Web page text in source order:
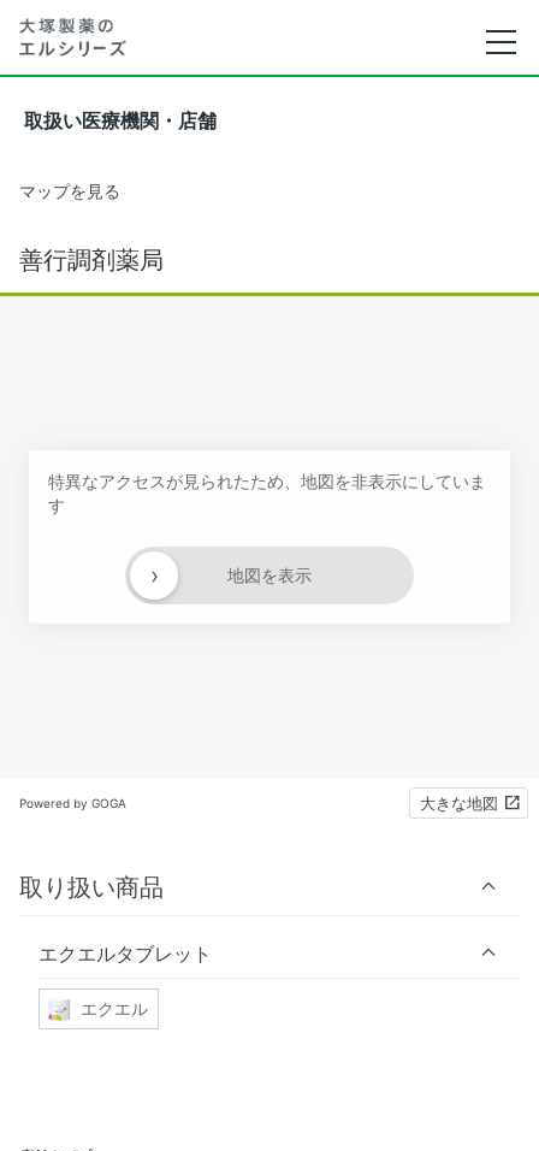
取扱い医療機関・店舗
マップを見る
善行調剤薬局
特異なアクセスが見られたため、地図を非表示にしていま
す
地図を表示
›
Powered by GOGA 大きな地図
取り扱い商品
エクエルタブレット
エクエル